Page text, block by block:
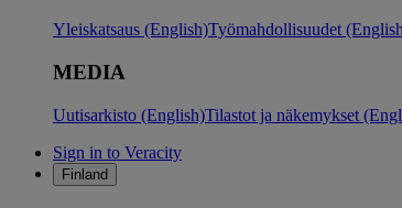
Yleiskatsaus (English)Työmahdollisuudet
MEDIA
Uutisarkisto (English)Tilastot ja näkemykset
Sign in to Veracity
Finland